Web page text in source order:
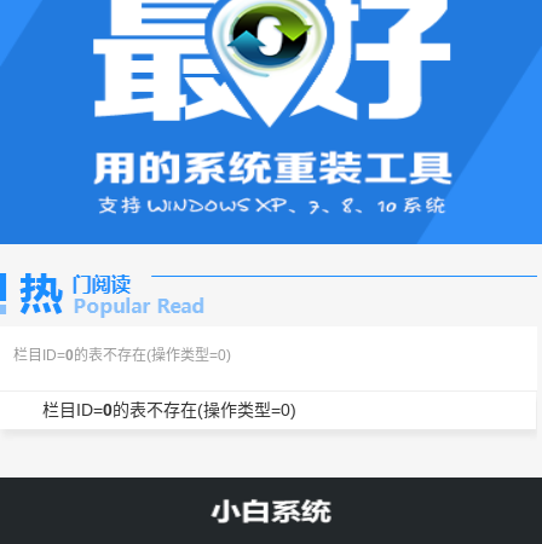
栏目ID=0 的表不存在(操作类型=0)
栏目ID=0的表不存在(操作类型=0)